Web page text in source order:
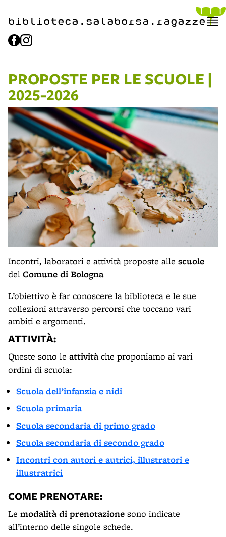
biblioteca.​salaborsa.ragazze
PROPOSTE PER LE SCUOLE |
2025-2026
Incontri, laboratori e attività proposte alle scuole
del Comune di Bologna
L’obiettivo è far conoscere la biblioteca e le sue
collezioni attraverso percorsi che toccano vari
ambiti e argomenti.
ATTIVITÀ:
Queste sono le attivitàche proponiamo ai vari
ordini di scuola:
Scuola dell’infanzia e nidi
Scuola primaria
Scuola secondaria di primo grado
Scuola secondaria di secondo grado
Incontri con autori e autrici, illustratori e
illustratrici
COME PRENOTARE:
Le modalità di prenotazione sono indicate
all’interno delle singole schede.